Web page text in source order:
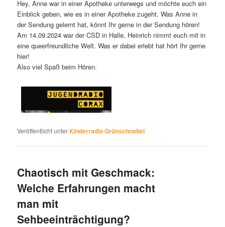
Hey, Anne war in einer Apotheke unterwegs und möchte euch ein
Einblick geben, wie es in einer Apotheke zugeht. Was Anne in
der Sendung gelernt hat, könnt Ihr gerne in der Sendung hören!
Am 14.09.2024 war der CSD in Halle, Heinrich nimmt euch mit in
eine queerfreundliche Welt. Was er dabei erlebt hat hört Ihr gerne
hier!
Also viel Spaß beim Hören.
Veröffentlicht unterKinderradio Grünschnabel
Chaotisch mit Geschmack:
Welche Erfahrungen macht
man mit
Sehbeeinträchtigung?